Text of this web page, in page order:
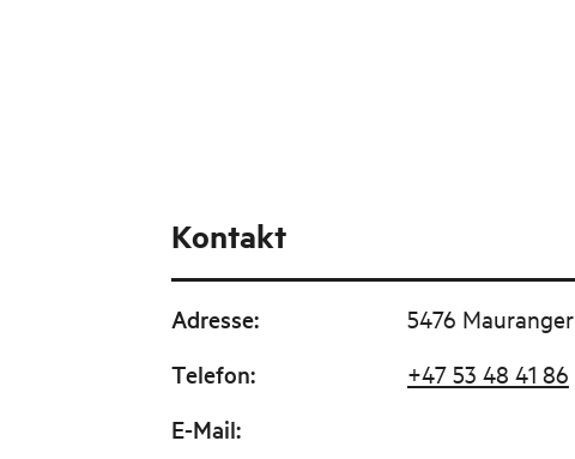
Kontakt
Adresse: 5476 Mauranger
Telefon: +47 53 48 41 86
E-Mail: